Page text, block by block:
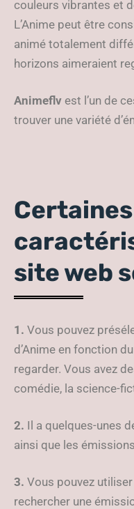
couleurs vibrantes et
L’Anime peut être
animé totalement
horizons aimeraient
Animeflv est l’un de
trouver une variété
site web
1. Vous pouvez
d’Anime en fonction
regarder. Vous avez
comédie, la science-
2. Il a quelques-unes
ainsi que les
3. Vous pouvez
rechercher une